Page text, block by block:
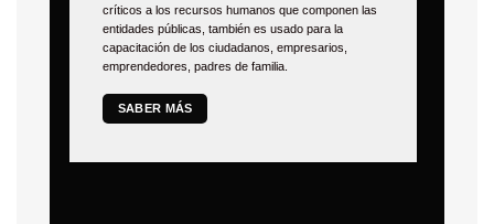
críticos a los recursos humanos que componen las
entidades públicas, también es usado para la
capacitación de los ciudadanos, empresarios,
emprendedores, padres de familia.
SABER MÁS